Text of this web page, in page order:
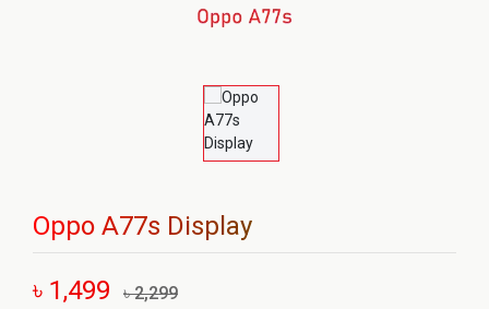
Oppo A77s Display
৳ 1,499 ৳ 2,299